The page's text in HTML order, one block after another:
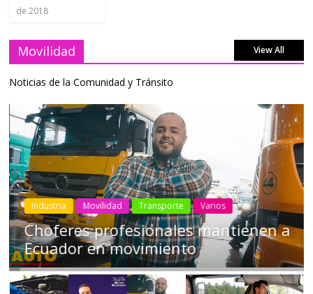
de 2018
Movilidad View All
Noticias de la Comunidad y Tránsito
Industria Movilidad Transporte Varios
Choferes profesionales mantienen a
Ecuador en movimiento